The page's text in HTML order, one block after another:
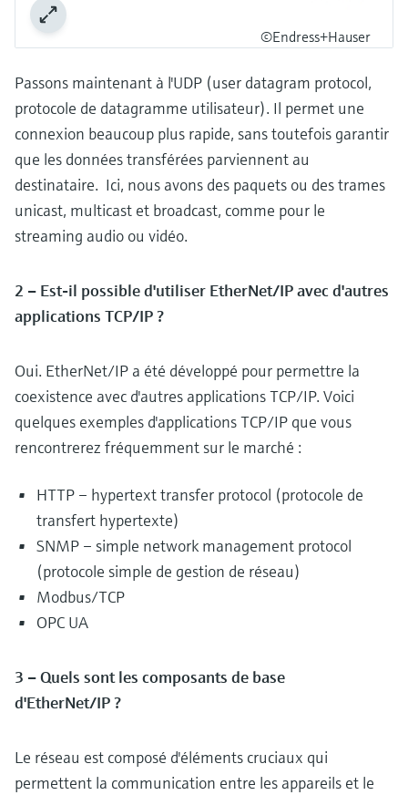
©Endress+Hauser
Passons maintenant à l'UDP (user datagram protocol,
protocole de datagramme utilisateur). Il permet une
connexion beaucoup plus rapide, sans toutefois garantir
que les données transférées parviennent au
destinataire. Ici, nous avons des paquets ou des trames
unicast, multicast et broadcast, comme pour le
streaming audio ou vidéo.
2 – Est-il possible d'utiliser EtherNet/IP avec d'autres
applications TCP/IP ?
Oui. EtherNet/IP a été développé pour permettre la
coexistence avec d'autres applications TCP/IP. Voici
quelques exemples d'applications TCP/IP que vous
rencontrerez fréquemment sur le marché :
HTTP – hypertext transfer protocol (protocole de
transfert hypertexte)
SNMP – simple network management protocol
(protocole simple de gestion de réseau)
Modbus/TCP
OPC UA
3 – Quels sont les composants de base
d'EtherNet/IP ?
Le réseau est composé d'éléments cruciaux qui
permettent la communication entre les appareils et le